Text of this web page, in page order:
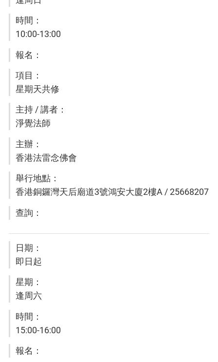
10:00-13:00
星期天共修
淨覺法師
香港法雷念佛會
香港銅鑼灣天后廟道3號鴻安大廈2樓A / 25668207
即日起
逢周六
15:00-16:00